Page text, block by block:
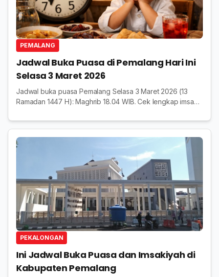
PEMALANG
Jadwal Buka Puasa di Pemalang Hari Ini
Selasa 3 Maret 2026
Jadwal buka puasa Pemalang Selasa 3 Maret 2026 (13
Ramadan 1447 H): Maghrib 18.04 WIB. Cek lengkap imsak
PEKALONGAN
Ini Jadwal Buka Puasa dan Imsakiyah di
Kabupaten Pemalang